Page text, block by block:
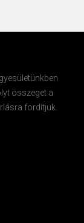
összeget a
fordítjuk.